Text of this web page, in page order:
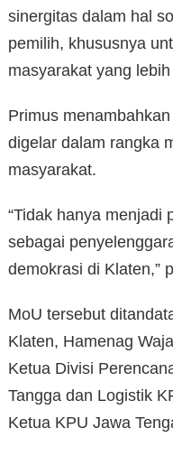
sinergitas dalam hal
pemilih, khususnya
masyarakat yang
Primus
digelar dalam rangka
masyarakat.
“Tidak hanya menjadi
sebagai
demokrasi di Klaten,”
MoU tersebut
Klaten, Hamenag
Ketua Divisi
Tangga dan Logistik
Ketua KPU Jawa